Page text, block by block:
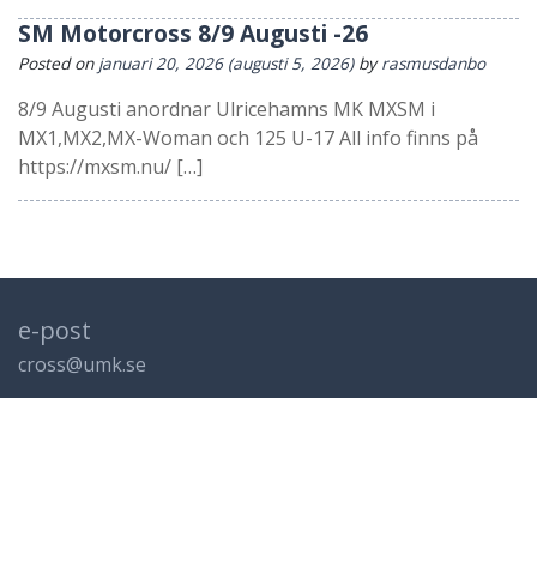
SM Motorcross 8/9 Augusti -26
Posted on januari 20, 2026(augusti 5, 2026) by rasmusdanbo
8/9 Augusti anordnar Ulricehamns MK MXSM i
MX1,MX2,MX-Woman och 125 U-17 All info finns på
https://mxsm.nu/ […]
e-post
cross@umk.se